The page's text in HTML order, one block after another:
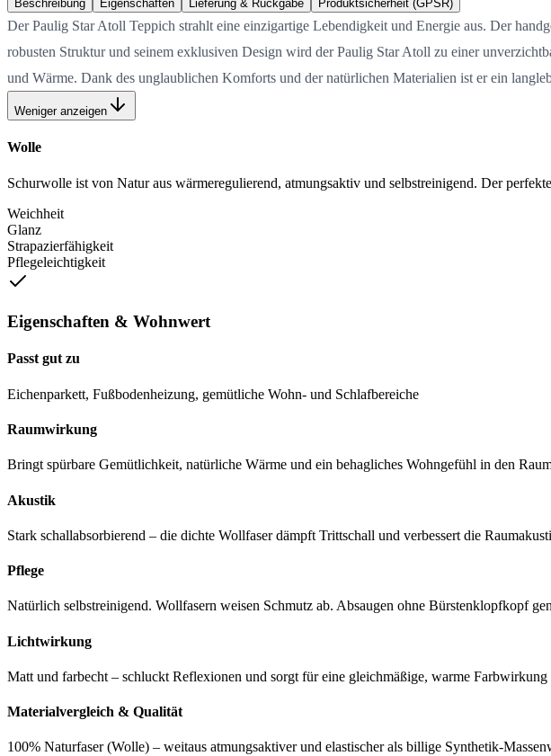
Beschreibung Eigenschaften Lieferung & Rückgabe Produktsicherheit (GPSR)
Der Paulig Star Atoll Teppich strahlt eine einzigartige Lebendigkeit und Energie aus. Der
robusten Struktur und seinem exklusiven Design wird der Paulig Star Atoll zu einer
und Wärme. Dank des unglaublichen Komforts und der natürlichen Materialien ist er ein
Weniger anzeigen
Wolle
Schurwolle ist von Natur aus wärmeregulierend, atmungsaktiv und selbstreinigend. Der
Weichheit
Glanz
Strapazierfähigkeit
Pflegeleichtigkeit
Eigenschaften & Wohnwert
Passt gut zu
Eichenparkett, Fußbodenheizung, gemütliche Wohn- und Schlafbereiche
Raumwirkung
Bringt spürbare Gemütlichkeit, natürliche Wärme und ein behagliches Wohngefühl in den
Akustik
Stark schallabsorbierend – die dichte Wollfaser dämpft Trittschall und verbessert die
Pflege
Natürlich selbstreinigend. Wollfasern weisen Schmutz ab. Absaugen ohne Bürstenklopfkopf
Lichtwirkung
Matt und farbecht – schluckt Reflexionen und sorgt für eine gleichmäßige, warme Farbwirkung
Materialvergleich & Qualität
100% Naturfaser (Wolle) – weitaus atmungsaktiver und elastischer als billige Synthetik-